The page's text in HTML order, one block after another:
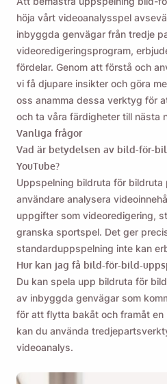
höja vårt videoanalysspel
inbyggda genvägar från tredje
videoredigeringsprogram,
fördelar. Genom att förstå och
vi få djupare insikter och göra
oss anamma dessa verktyg för
och ta våra färdigheter till nästa
Vanliga frågor
Vad är betydelsen av bild-för-
YouTube?
Uppspelning bildruta för bildruta
användare analysera
uppgifter som videoredigering,
granska sportspel. Det ger
standarduppspelning inte kan
Hur kan jag få bild-för-bild-
Du kan spela upp bildruta för
av inbyggda genvägar som
för att flytta bakåt och framåt
kan du använda
videoanalys.